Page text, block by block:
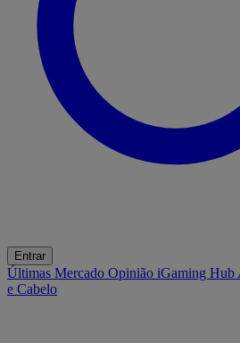
Entrar
Últimas Mercado Opinião iGaming Hub
e Cabelo